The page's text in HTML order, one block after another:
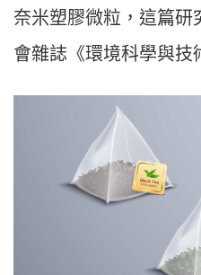
奈米塑膠微粒，這篇研
會雜誌《環境科學與技